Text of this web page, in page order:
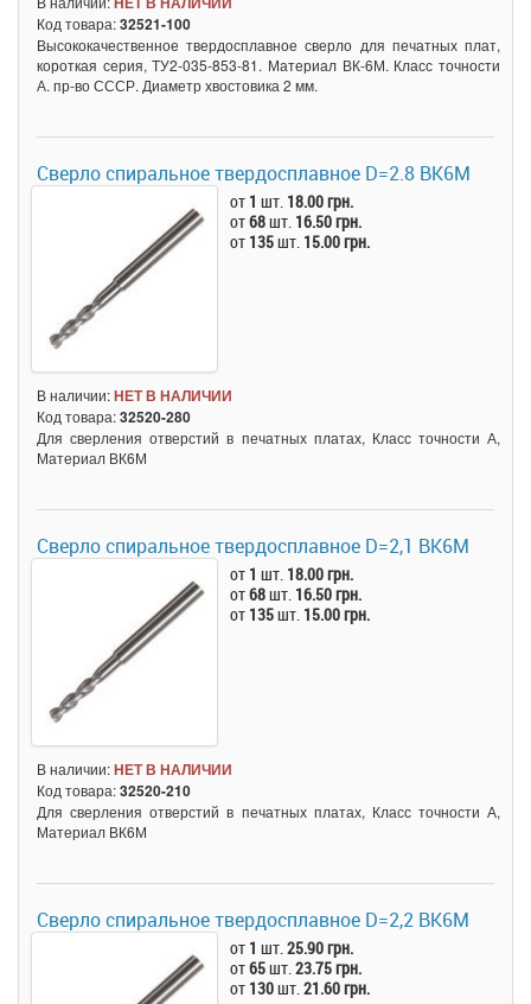
Код товара:32521-100
Высококачественное твердосплавное сверло для печатных плат,
короткая серия, ТУ2-035-853-81. Материал ВК-6М. Класс точности
А. пр-во СССР. Диаметр хвостовика 2 мм.
Сверло спиральное твердосплавное D=2.8 BK6M
от 1 шт. 18.00 грн.
от68шт. 16.50 грн.
от 135шт. 15.00 грн.
В наличии:НЕТ В НАЛИЧИИ
Код товара:32520-280
Для сверления отверстий в печатных платах, Класс точности А,
Материал ВК6М
Сверло спиральное твердосплавное D=2,1 BK6M
от 1 шт. 18.00 грн.
от68шт. 16.50 грн.
от 135шт. 15.00 грн.
В наличии:НЕТ В НАЛИЧИИ
Код товара:32520-210
Для сверления отверстий в печатных платах, Класс точности А,
Материал ВК6М
Сверло спиральное твердосплавное D=2,2 BK6M
от 1 шт.25.90 грн.
от65шт.23.75 грн.
от 130шт.21.60 грн.